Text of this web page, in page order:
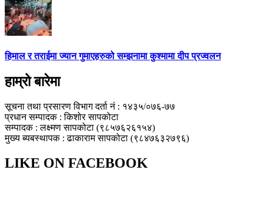
हिमाल र तराईमा ज्यान गुमाएहरुको सम्झनामा कुश्मामा दीप प्रज्वलन
हाम्रो बारेमा
सूचना तथा प्रसारण विभाग दर्ता नं : १४३५/०७६-७७
प्रधान सम्पादक : किशोर सापकोटा
सम्पादक : लक्ष्मण सापकोटा (९८५७६२६१५४)
मुख्य ब्यबस्थापक : ढाकाराम सापकोटा (९८४७६३२७९६)
LIKE ON FACEBOOK